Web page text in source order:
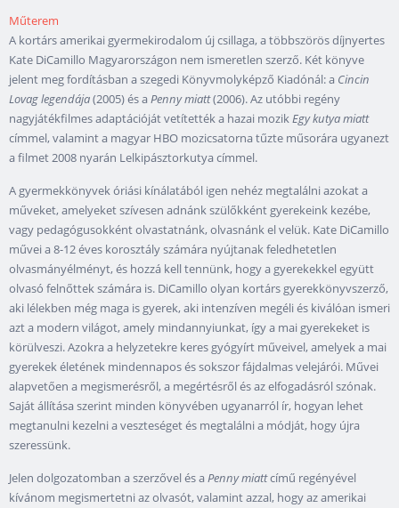
Műterem
A kortárs amerikai gyermekirodalom új csillaga, a többszörös díjnyertes
Kate DiCamillo Magyarországon nem ismeretlen szerző. Két könyve
jelent meg fordításban a szegedi Könyvmolyképző Kiadónál: a Cincin
Lovag legendája(2005) és aPenny miatt(2006). Az utóbbi regény
nagyjátékfilmes adaptációját vetítették a hazai mozikEgy kutya miatt
címmel, valamint a magyar HBO mozicsatorna tűzte műsorára ugyanezt
a filmet 2008 nyarán Lelkipásztorkutya címmel.
A gyermekkönyvek óriási kínálatából igen nehéz megtalálni azokat a
műveket, amelyeket szívesen adnánk szülőkként gyerekeink kezébe,
vagy pedagógusokként olvastatnánk, olvasnánk el velük. Kate DiCamillo
művei a 8-12 éves korosztály számára nyújtanak feledhetetlen
olvasmányélményt, és hozzá kell tennünk, hogy a gyerekekkel együtt
olvasó felnőttek számára is. DiCamillo olyan kortárs gyerekkönyvszerző,
aki lélekben még maga is gyerek, aki intenzíven megéli és kiválóan ismeri
azt a modern világot, amely mindannyiunkat, így a mai gyerekeket is
körülveszi. Azokra a helyzetekre keres gyógyírt műveivel, amelyek a mai
gyerekek életének mindennapos és sokszor fájdalmas velejárói. Művei
alapvetően a megismerésről, a megértésről és az elfogadásról szónak.
Saját állítása szerint minden könyvében ugyanarról ír, hogyan lehet
megtanulni kezelni a veszteséget és megtalálni a módját, hogy újra
szeressünk.
Jelen dolgozatomban a szerzővel és aPenny miattcímű regényével
kívánom megismertetni az olvasót, valamint azzal, hogy az amerikai